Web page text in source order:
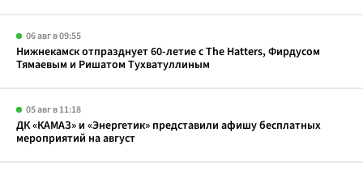
06 авг в 09:55
Нижнекамск отпразднует 60-летие с The Hatters, Фирдусом
Тямаевым и Ришатом Тухватуллиным
05 авг в 11:18
ДК «КАМАЗ» и «Энергетик» представили афишу бесплатных
мероприятий на август